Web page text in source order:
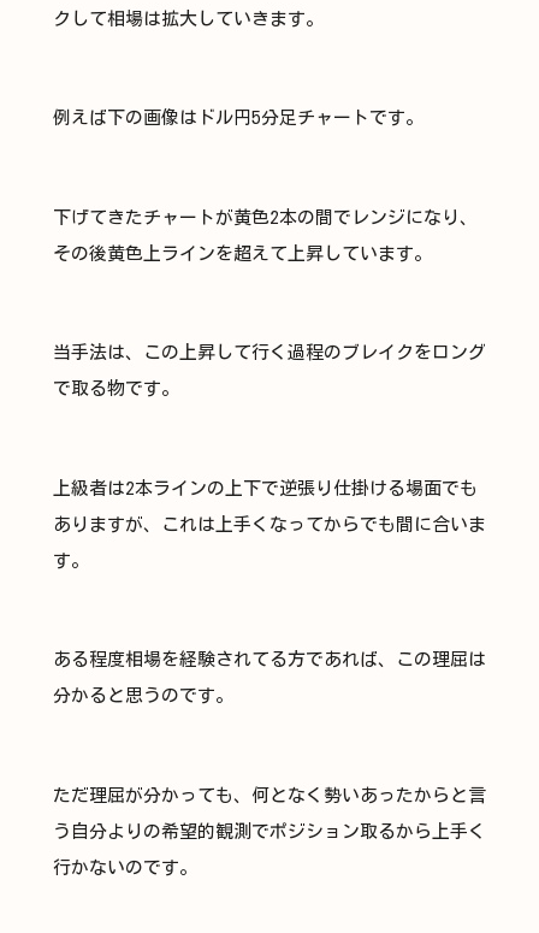
クして相場は拡大していきます。
例えば下の画像はドル円5分足チャートです。
下げてきたチャートが黄色2本の間でレンジになり、
その後黄色上ラインを超えて上昇しています。
当手法は、この上昇して行く過程のブレイクをロング
で取る物です。
上級者は2本ラインの上下で逆張り仕掛ける場面でも
ありますが、これは上手くなってからでも間に合いま
す。
ある程度相場を経験されてる方であれば、この理屈は
分かると思うのです。
ただ理屈が分かっても、何となく勢いあったからと言
う自分よりの希望的観測でポジション取るから上手く
行かないのです。